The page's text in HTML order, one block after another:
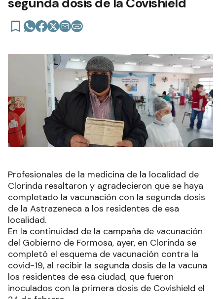
Profesionales de la medicina de la localidad de
Clorinda resaltaron y agradecieron que se haya
completado la vacunación con la segunda dosis
de la Astrazeneca a los residentes de esa
localidad.
En la continuidad de la campaña de vacunación
del Gobierno de Formosa, ayer, en Clorinda se
completó el esquema de vacunación contra la
covid-19, al recibir la segunda dosis de la vacuna
los residentes de esa ciudad, que fueron
inoculados con la primera dosis de Covishield el